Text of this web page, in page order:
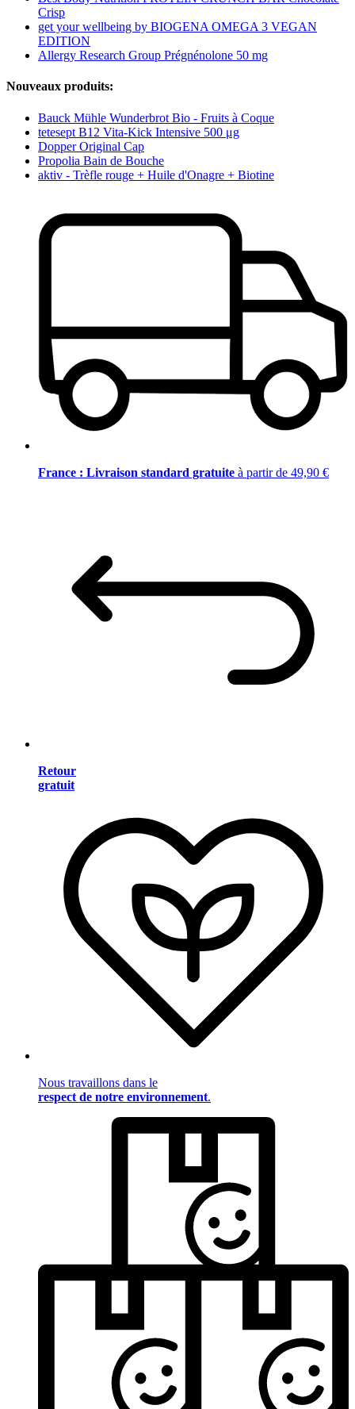
Crisp
get your wellbeing by BIOGENA OMEGA 3 VEGAN
EDITION
Allergy Research Group Prégnénolone 50 mg
Nouveaux produits:
Bauck Mühle Wunderbrot Bio - Fruits à Coque
tetesept B12 Vita-Kick Intensive 500 μg
Dopper Original Cap
Propolia Bain de Bouche
aktiv - Trèfle rouge + Huile d'Onagre + Biotine
France : Livraison standard gratuite à partir de 49,90 €
Retour
gratuit
Nous travaillons dans le
respect de notre environnement.